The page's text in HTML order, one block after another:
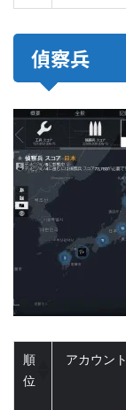
偵察兵
順
位
アカウント